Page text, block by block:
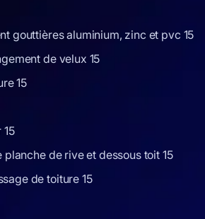
gouttières aluminium, zinc et pvc 15
de velux 15
15
de rive et dessous toit 15
de toiture 15